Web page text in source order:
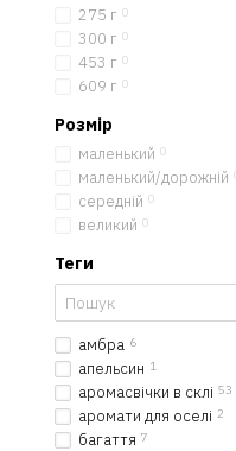
275 г 0
300 г 0
453 г 0
609 г 0
Розмір
маленький 0
маленький/дорожній
середній 0
великий 0
Теги
амбра 6
апельсин 1
аромасвічки в склі 53
аромати для оселі 2
багаття 7